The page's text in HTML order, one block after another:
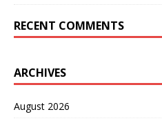
RECENT COMMENTS
ARCHIVES
August 2026